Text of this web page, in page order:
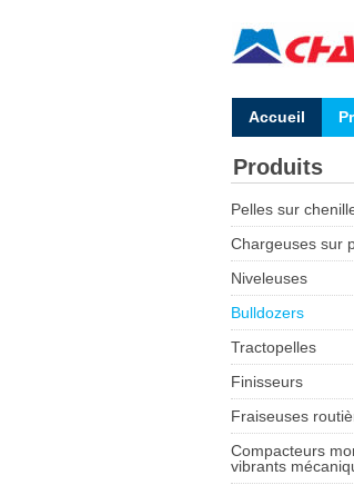
Accueil
Produits
Pelles sur
Chargeuses sur
Niveleuses
Bulldozers
Tractopelles
Finisseurs
Fraiseuses
Compacteurs
vibrants